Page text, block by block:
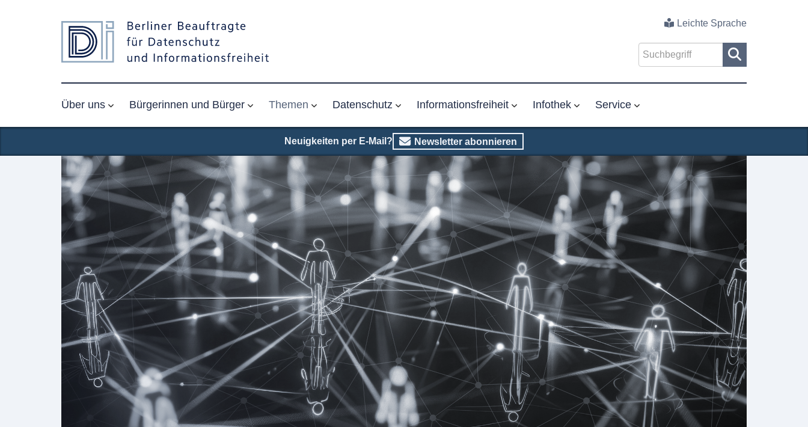
Leichte Sprache
Über uns Bürgerinnen und Bürger Themen Datenschutz Informationsfreiheit Infothek Service
Neuigkeiten per E-Mail? Newsletter abonnieren